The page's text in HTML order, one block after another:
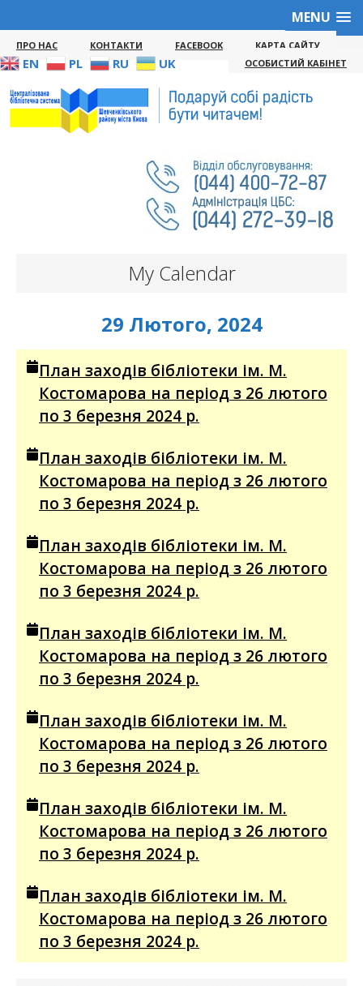
MENU
ПРО НАС КОНТАКТИ FACEBOOK КАРТА САЙТУ
EN PL RU UK ОСОБИСТИЙ КАБІНЕТ
My Calendar
29 Лютого, 2024
План заходів бібліотеки ім. М.
Костомарова на період з 26 лютого
по 3 березня 2024 р.
План заходів бібліотеки ім. М.
Костомарова на період з 26 лютого
по 3 березня 2024 р.
План заходів бібліотеки ім. М.
Костомарова на період з 26 лютого
по 3 березня 2024 р.
План заходів бібліотеки ім. М.
Костомарова на період з 26 лютого
по 3 березня 2024 р.
План заходів бібліотеки ім. М.
Костомарова на період з 26 лютого
по 3 березня 2024 р.
План заходів бібліотеки ім. М.
Костомарова на період з 26 лютого
по 3 березня 2024 р.
План заходів бібліотеки ім. М.
Костомарова на період з 26 лютого
по 3 березня 2024 р.